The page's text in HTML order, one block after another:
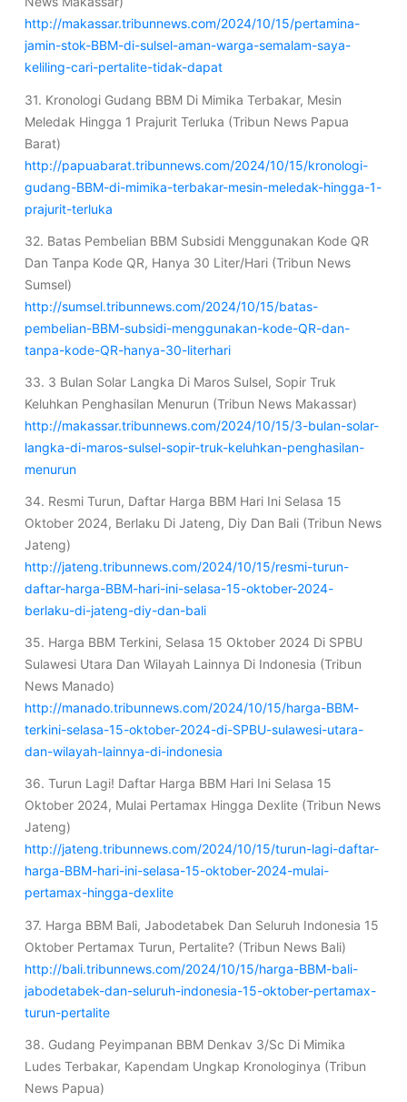
http://makassar.tribunnews.com/2024/10/15/pertamina-
jamin-stok-BBM-di-sulsel-aman-warga-semalam-saya-
keliling-cari-pertalite-tidak-dapat
31. Kronologi Gudang BBM Di Mimika Terbakar, Mesin
Meledak Hingga 1 Prajurit Terluka (Tribun News Papua
Barat)
http://papuabarat.tribunnews.com/2024/10/15/kronologi-
gudang-BBM-di-mimika-terbakar-mesin-meledak-hingga-1-
prajurit-terluka
32. Batas Pembelian BBM Subsidi Menggunakan Kode QR
Dan Tanpa Kode QR, Hanya 30 Liter/Hari (Tribun News
Sumsel)
http://sumsel.tribunnews.com/2024/10/15/batas-
pembelian-BBM-subsidi-menggunakan-kode-QR-dan-
tanpa-kode-QR-hanya-30-literhari
33. 3 Bulan Solar Langka Di Maros Sulsel, Sopir Truk
Keluhkan Penghasilan Menurun (Tribun News Makassar)
http://makassar.tribunnews.com/2024/10/15/3-bulan-solar-
langka-di-maros-sulsel-sopir-truk-keluhkan-penghasilan-
menurun
34. Resmi Turun, Daftar Harga BBM Hari Ini Selasa 15
Oktober 2024, Berlaku Di Jateng, Diy Dan Bali (Tribun News
Jateng)
http://jateng.tribunnews.com/2024/10/15/resmi-turun-
daftar-harga-BBM-hari-ini-selasa-15-oktober-2024-
berlaku-di-jateng-diy-dan-bali
35. Harga BBM Terkini, Selasa 15 Oktober 2024 Di SPBU
Sulawesi Utara Dan Wilayah Lainnya Di Indonesia (Tribun
News Manado)
http://manado.tribunnews.com/2024/10/15/harga-BBM-
terkini-selasa-15-oktober-2024-di-SPBU-sulawesi-utara-
dan-wilayah-lainnya-di-indonesia
36. Turun Lagi! Daftar Harga BBM Hari Ini Selasa 15
Oktober 2024, Mulai Pertamax Hingga Dexlite (Tribun News
Jateng)
http://jateng.tribunnews.com/2024/10/15/turun-lagi-daftar-
harga-BBM-hari-ini-selasa-15-oktober-2024-mulai-
pertamax-hingga-dexlite
37. Harga BBM Bali, Jabodetabek Dan Seluruh Indonesia 15
Oktober Pertamax Turun, Pertalite? (Tribun News Bali)
http://bali.tribunnews.com/2024/10/15/harga-BBM-bali-
jabodetabek-dan-seluruh-indonesia-15-oktober-pertamax-
turun-pertalite
38. Gudang Peyimpanan BBM Denkav 3/Sc Di Mimika
Ludes Terbakar, Kapendam Ungkap Kronologinya (Tribun
News Papua)